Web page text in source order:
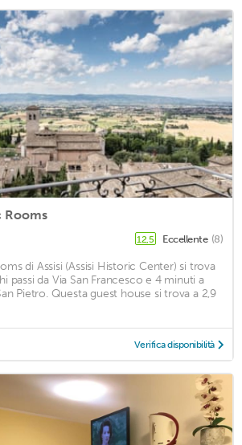
Rooms
12,5 Eccellente (8)
di Assisi (Assisi Historic Center) si trova
passi da Via San Francesco e 4 minuti a
Pietro. Questa guest house si trova a 2,9
Verifica disponibilità